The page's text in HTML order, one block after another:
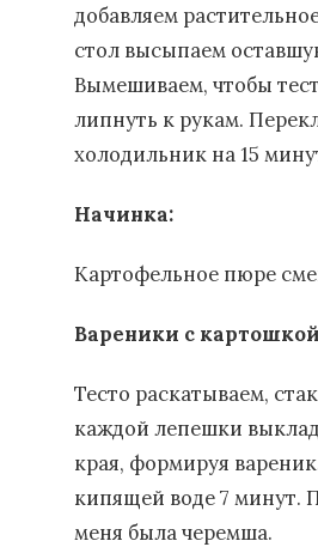
добавляем
стол высыпаем
Вымешиваем, чтобы
липнуть к рукам.
холодильник на 15
Начинка:
Картофельное пюре
Вареники с
Тесто раскатываем,
каждой лепешки
края, формируя
кипящей воде 7 минут.
меня была черемша.